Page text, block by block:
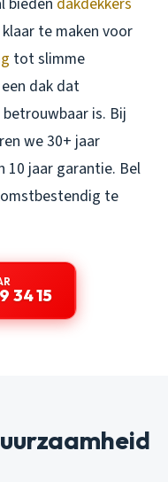
te maken voor
tot slimme
dak dat
is. Bij
we 30+ jaar
10 jaar garantie. Bel
te
34 15